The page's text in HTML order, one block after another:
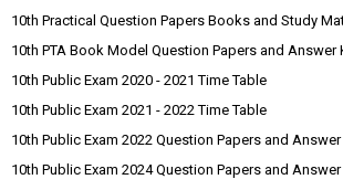
10th Practical Question Papers Books and Study
10th PTA Book Model Question Papers and Answer
10th Public Exam 2020 - 2021 Time Table
10th Public Exam 2021 - 2022 Time Table
10th Public Exam 2022 Question Papers and
10th Public Exam 2024 Question Papers and